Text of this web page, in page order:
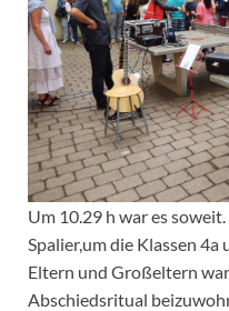
Um 10.29 h war es
Spalier,um die Klassen 4a
Eltern und Großeltern
Abschiedsritual